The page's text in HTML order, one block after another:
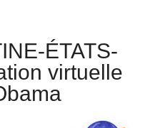
ÉTATS-
virtuelle